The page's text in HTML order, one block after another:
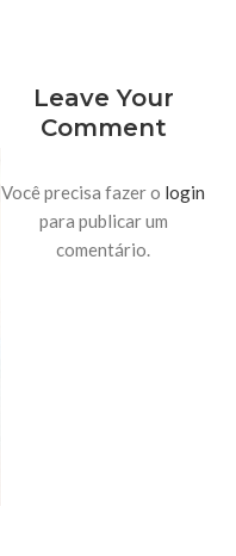
Leave Your
Comment
Você precisa fazer o login
para publicar um
comentário.